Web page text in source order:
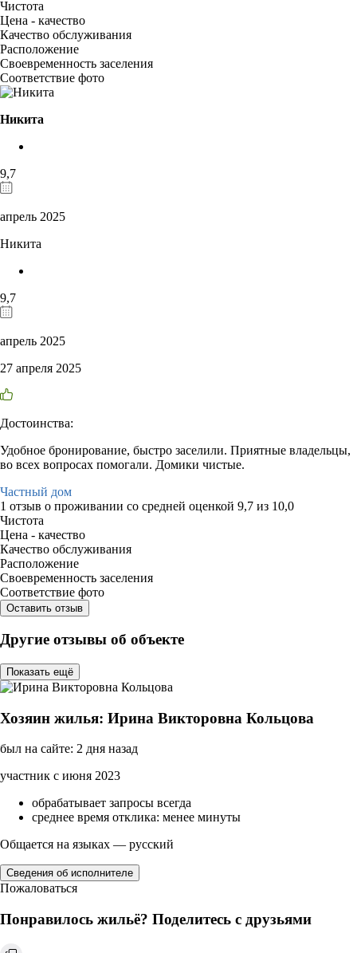
Чистота
Цена - качество
Качество обслуживания
Расположение
Своевременность заселения
Соответствие фото
Никита
9,7
апрель 2025
Никита
9,7
апрель 2025
27 апреля 2025
Достоинства:
Удобное бронирование, быстро заселили. Приятные владельцы,
во всех вопросах помогали. Домики чистые.
Частный дом
1 отзыв о проживании со средней оценкой 9,7 из 10,0
Чистота
Цена - качество
Качество обслуживания
Расположение
Своевременность заселения
Соответствие фото
Оставить отзыв
Другие отзывы об объекте
Показать ещё
Хозяин жилья: Ирина Викторовна Кольцова
был на сайте: 2 дня назад
участник с июня 2023
обрабатывает запросы всегда
среднее время отклика: менее минуты
Общается на языках — русский
Сведения об исполнителе
Пожаловаться
Понравилось жильё? Поделитесь с друзьями